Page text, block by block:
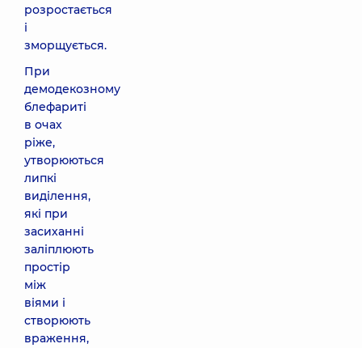
розростається
і
зморщується.
При
демодекозному
блефариті
в очах
ріже,
утворюються
липкі
виділення,
які при
засиханні
заліплюють
простір
між
віями і
створюють
враження,